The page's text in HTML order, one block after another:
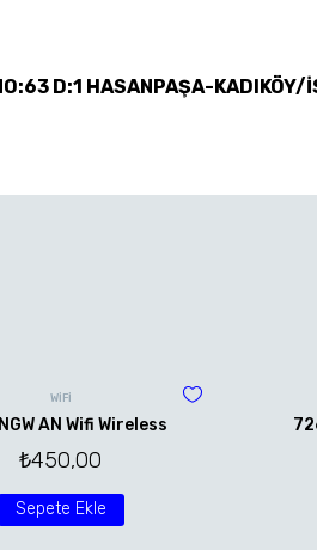
D:1 HASANPAŞA-KADIKÖY/
WİFİ
AN Wifi Wireless
₺450,00
Sepete Ekle